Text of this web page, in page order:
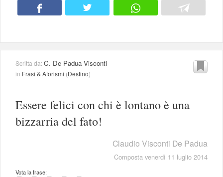
Scritta da:C. De Padua Visconti
in Frasi & Aforismi (Destino)
Essere felici con chi è lontano è una
bizzarria del fato!
Claudio Visconti De Padua
Composta venerdì 11 luglio 2014
Vota la frase: